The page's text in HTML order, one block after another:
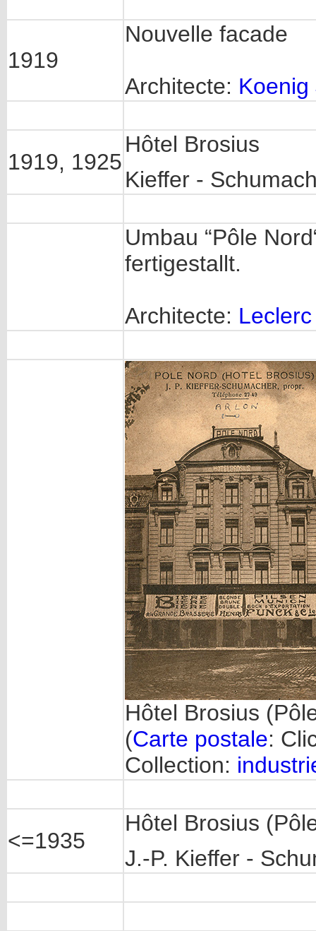
1919
Nouvelle facade
Architecte:
1919, 1925
Hôtel Brosius
Kieffer -
Umbau “Pôle
fertigestallt.
Architecte:
Hôtel Brosius
(Carte postale:
Collection:
<=1935
Hôtel Brosius
J.-P. Kieffer -